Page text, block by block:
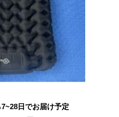
日でお届け予定